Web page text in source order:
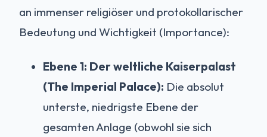
an immenser religiöser und protokollarischer
Bedeutung und Wichtigkeit (Importance):
Ebene 1: Der weltliche Kaiserpalast
(The Imperial Palace): Die absolut
unterste, niedrigste Ebene der
gesamten Anlage (obwohl sie sich